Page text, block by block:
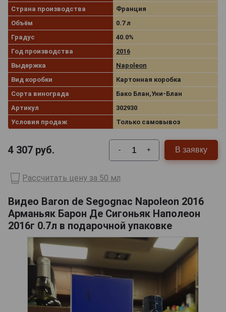
Страна производства
Франция
Объём
0.7 л
Градус
40.0%
Год производства
2016
Выдержка
Napoleon
Вид коробки
Картонная коробка
Сорта винограда
Бако Блан,Уни-Блан
Артикул
302930
Условия продаж
Только самовывоз
4 307 руб. - + В заявку
Рассчитать цену за 50 мл
Видео Baron de Segognac Napoleon 2016
Арманьяк Барон Де Сигоньяк Наполеон
2016г 0.7л в подарочной упаковке